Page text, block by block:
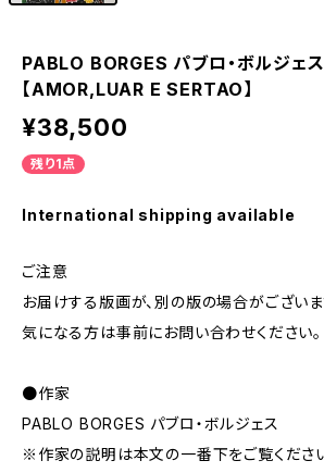
PABLO BORGES パブロ・ボルジェ
【AMOR,LUAR E SERTAO】
¥38,500
残り1点
International shipping available
ご注意
お届けする版画が、別の版の場合がございま
気になる方は事前にお問い合わせください。
●作家
PABLO BORGES パブロ・ボルジェス
※作家の説明は本文の一番下をご覧ください